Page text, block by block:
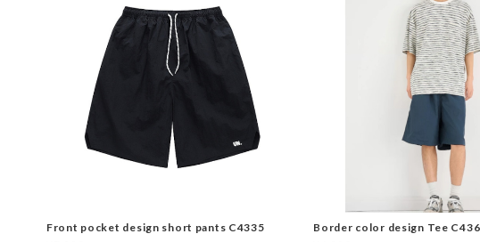
Front pocket design short pants C4335
Border color design Tee